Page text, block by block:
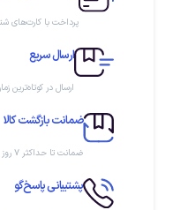
پرداخت با کارت‌های
ارسال سریع
ارسال در کوتاه‌ترین
ضمانت بازگشت کالا
ضمانت تا حداکثر ۷ روز
پشتیبانی پاسخ‌گو